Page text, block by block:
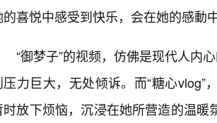
的喜悦中感受到快乐，会在她的感動
“御梦子”的视频，仿佛是现代人内
压力巨大，无处倾诉。而“糖心
时放下烦恼，沉浸在她所营造的温